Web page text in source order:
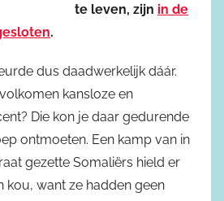
te leven, zijn in de
.
dus daadwerkelijk dáár.
kansloze en
Die kon je daar gedurende
ontmoeten. Een kamp van in
gezette Somaliërs hield er
kou, want ze hadden geen